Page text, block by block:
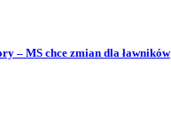
– MS chce zmian dla ławników